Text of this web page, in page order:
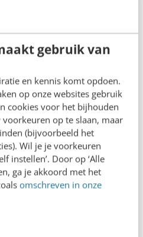
gebruik van
en kennis komt opdoen.
op onze websites gebruik
cookies voor het bijhouden
op te slaan, maar
(bijvoorbeeld het
Wil je je voorkeuren
instellen’. Door op ‘Alle
ga je akkoord met het
omschreven in onze